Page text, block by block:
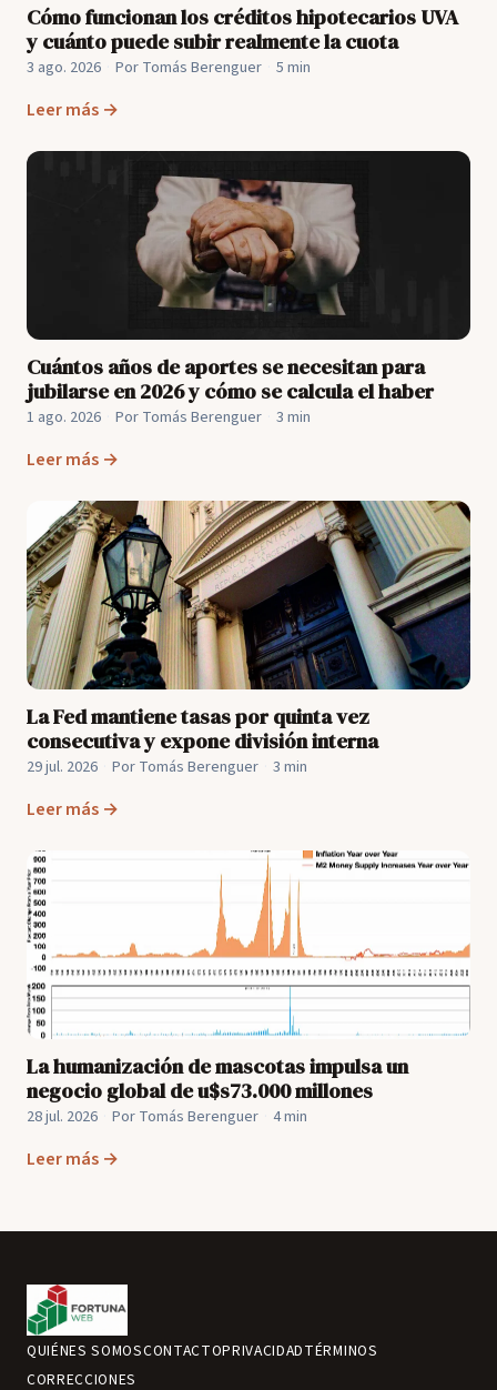
Cómo funcionan los créditos hipotecarios UVA
y cuánto puede subir realmente la cuota
3 ago. 2026 Por Tomás Berenguer 5 min
Leer más →
Cuántos años de aportes se necesitan para
jubilarse en 2026 y cómo se calcula el haber
1 ago. 2026 Por Tomás Berenguer 3 min
Leer más →
La Fed mantiene tasas por quinta vez
consecutiva y expone división interna
29 jul. 2026 Por Tomás Berenguer 3 min
Leer más →
La humanización de mascotas impulsa un
negocio global de u$s73.000 millones
28 jul. 2026 Por Tomás Berenguer 4 min
Leer más →
QUIÉNES SOMOSCONTACTOPRIVACIDADTÉRMINOS
CORRECCIONES